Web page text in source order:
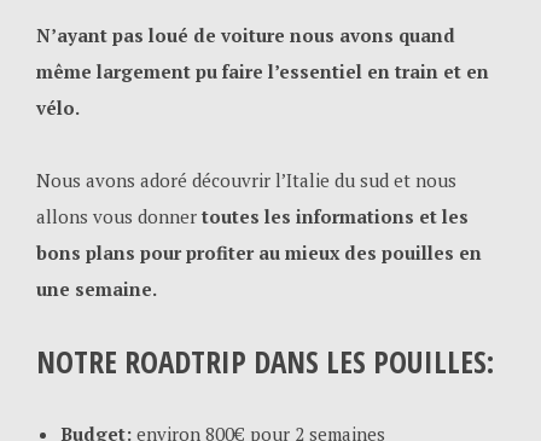
N’ayant pas loué de voiture nous avons quand
même largement pu faire l’essentiel en train et en
vélo.
Nous avons adoré découvrir l’Italie du sud et nous
allons vous donner toutes les informations et les
bons plans pour profiter au mieux des pouilles en
une semaine.
NOTRE ROADTRIP DANS LES POUILLES:
Budget: environ 800€ pour 2 semaines